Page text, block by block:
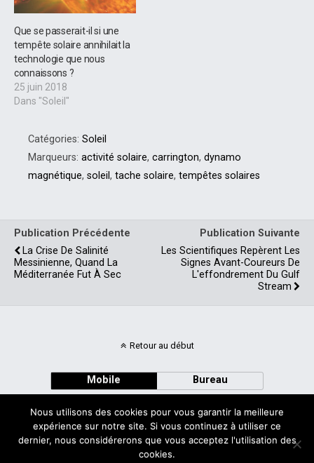
Que se passerait-il si une
tempête solaire annihilait la
technologie que nous
connaissons ?
25 juin 2018
Dans "Soleil"
Catégories: Soleil
Marqueurs: activité solaire, carrington, dynamo
magnétique, soleil, tache solaire, tempêtes solaires
Publication Précédente
La Crise De Salinité
Messinienne, Quand La
Méditerranée Fut À Sec
Publication Suivante
Les Scientifiques Repèrent Les
Signes Avant-Coureurs De
L'effondrement Du Gulf
Stream
Retour au début
Mobile Bureau
Avec
Nous utilisons des cookies pour vous garantir la meilleure
expérience sur notre site. Si vous continuez à utiliser ce
dernier, nous considérerons que vous acceptez l'utilisation des
cookies.